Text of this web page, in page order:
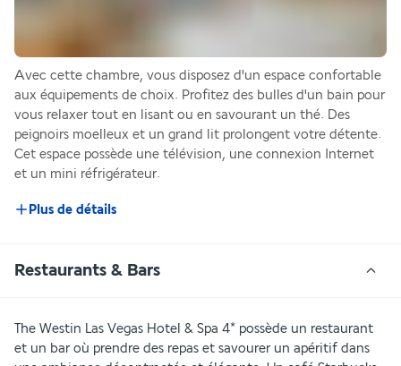
Avec cette chambre, vous disposez d'un espace confortable
aux équipements de choix. Profitez des bulles d'un bain pour
vous relaxer tout en lisant ou en savourant un thé. Des
peignoirs moelleux et un grand lit prolongent votre détente.
Cet espace possède une télévision, une connexion Internet
et un mini réfrigérateur.
Plus de détails
Restaurants & Bars
The Westin Las Vegas Hotel & Spa 4* possède un restaurant
et un bar où prendre des repas et savourer un apéritif dans